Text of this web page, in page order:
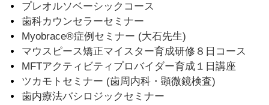
プレオルソベーシックコース
歯科カウンセラーセミナー
Myobrace®︎症例セミナー (大石先生)
マウスピース矯正マイスター育成研修８日コース
MFTアクティビティプロバイダー育成１日講座
ツカモトセミナー (歯周内科・顕微鏡検査)
歯内療法バシロジックセミナー